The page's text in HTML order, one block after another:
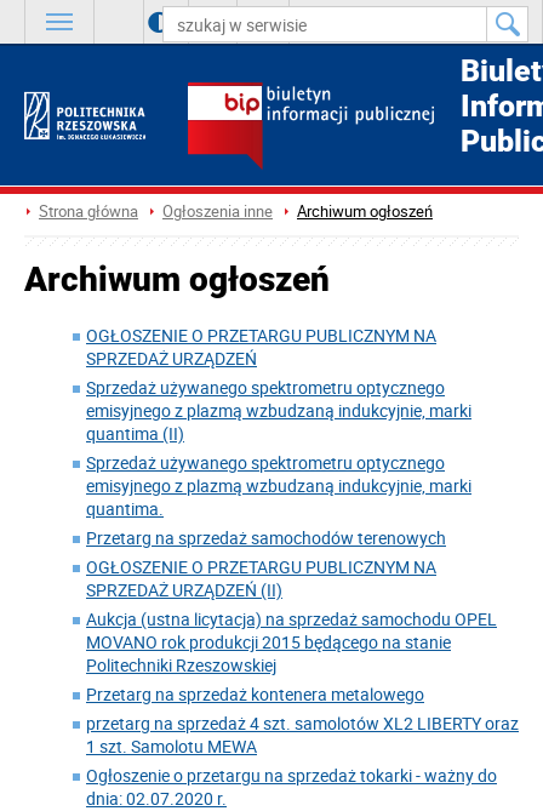
A A A
Strona główna Ogłoszenia inne Archiwum ogłoszeń
Archiwum ogłoszeń
OGŁOSZENIE O PRZETARGU PUBLICZNYM NA
SPRZEDAŻ URZĄDZEŃ
Sprzedaż używanego spektrometru optycznego
emisyjnego z plazmą wzbudzaną indukcyjnie, marki
quantima (II)
Sprzedaż używanego spektrometru optycznego
emisyjnego z plazmą wzbudzaną indukcyjnie, marki
quantima.
Przetarg na sprzedaż samochodów terenowych
OGŁOSZENIE O PRZETARGU PUBLICZNYM NA
SPRZEDAŻ URZĄDZEŃ (II)
Aukcja (ustna licytacja) na sprzedaż samochodu OPEL
MOVANO rok produkcji 2015 będącego na stanie
Politechniki Rzeszowskiej
Przetarg na sprzedaż kontenera metalowego
przetarg na sprzedaż 4 szt. samolotów XL2 LIBERTY oraz
1 szt. Samolotu MEWA
Ogłoszenie o przetargu na sprzedaż tokarki - ważny do
dnia: 02.07.2020 r.